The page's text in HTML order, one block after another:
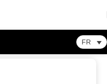
FR